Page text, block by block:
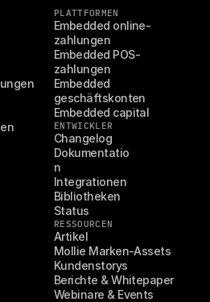
PLATTFORMEN
Embedded online-
zahlungen
Embedded POS-
zahlungen
Embedded
geschäftskonten
Embedded capital
ENTWICKLER
Changelog
Dokumentatio
n
Integrationen
Bibliotheken
Status
RESSOURCEN
Artikel
Mollie Marken-Assets
Kundenstorys
Berichte & Whitepaper
Webinare & Events